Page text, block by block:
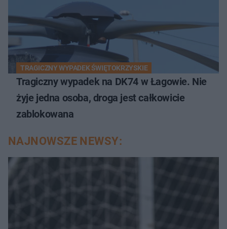
TRAGICZNY WYPADEK ŚWIĘTOKRZYSKIE
Tragiczny wypadek na DK74 w Łagowie. Nie
żyje jedna osoba, droga jest całkowicie
zablokowana
NAJNOWSZE NEWSY: